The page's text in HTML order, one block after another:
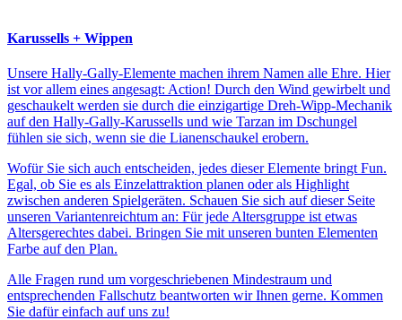
Karussells + Wippen
Unsere Hally-Gally-Elemente machen ihrem Namen alle Ehre. Hier
ist vor allem eines angesagt: Action! Durch den Wind gewirbelt und
geschaukelt werden sie durch die einzigartige Dreh-Wipp-Mechanik
auf den Hally-Gally-Karussells und wie Tarzan im Dschungel
fühlen sie sich, wenn sie die Lianenschaukel erobern.
Wofür Sie sich auch entscheiden, jedes dieser Elemente bringt Fun.
Egal, ob Sie es als Einzelattraktion planen oder als Highlight
zwischen anderen Spielgeräten. Schauen Sie sich auf dieser Seite
unseren Variantenreichtum an: Für jede Altersgruppe ist etwas
Altersgerechtes dabei. Bringen Sie mit unseren bunten Elementen
Farbe auf den Plan.
Alle Fragen rund um vorgeschriebenen Mindestraum und
entsprechenden Fallschutz beantworten wir Ihnen gerne. Kommen
Sie dafür einfach auf uns zu!